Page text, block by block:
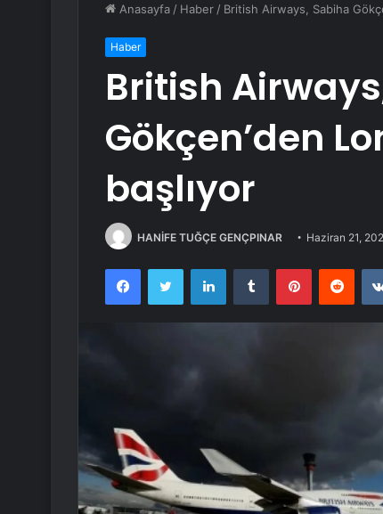
Anasayfa / Haber / British Airways, Sabiha
Haber
British
Gökçen’den
başlıyor
HANİFE TUĞÇE GENÇPINAR Haziran 21,
FacebookTwitter LinkedInTumblr Pinterest